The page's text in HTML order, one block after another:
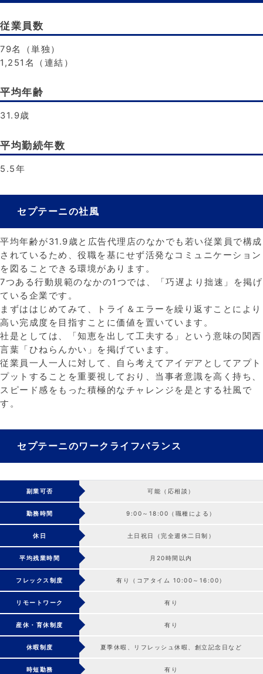
従業員数
79名（単独）
1,251名（連結）
平均年齢
31.9歳
平均勤続年数
5.5年
セプテーニの社風
平均年齢が31.9歳と広告代理店のなかでも若い従業員で構成
されているため、役職を基にせず活発なコミュニケーション
を図ることできる環境があります。
7つある行動規範のなかの1つでは、「巧遅より拙速」を掲げ
ている企業です。
まずははじめてみて、トライ＆エラーを繰り返すことにより
高い完成度を目指すことに価値を置いています。
社是としては、「知恵を出して工夫する」という意味の関西
言葉「ひねらんかい」を掲げています。
従業員一人一人に対して、自ら考えてアイデアとしてアプト
プットすることを重要視しており、当事者意識を高く持ち、
スピード感をもった積極的なチャレンジを是とする社風で
す。
セプテーニのワークライフバランス
副業可否 可能（応相談）
勤務時間 9:00～18:00（職種による）
休日 土日祝日（完全週休二日制）
平均残業時間 月20時間以内
フレックス制度 有り（コアタイム 10:00～16:00）
リモートワーク 有り
産休・育休制度 有り
休暇制度 夏季休暇、リフレッシュ休暇、創立記念日など
時短勤務 有り